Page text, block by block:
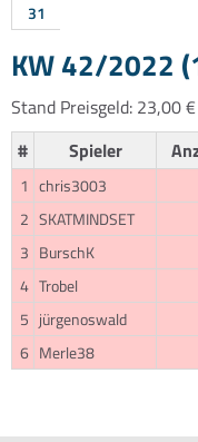
31
KW 42/2022
Stand Preisgeld: 23,00 €
#
Spieler
1 chris3003
2 SKATMINDSET
3 BurschK
4 Trobel
5 jürgenoswald
6 Merle38